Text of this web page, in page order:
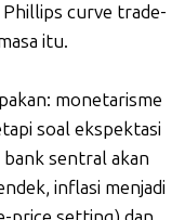
curve trade-
itu.
monetarisme
soal ekspektasi
sentral akan
inflasi menjadi